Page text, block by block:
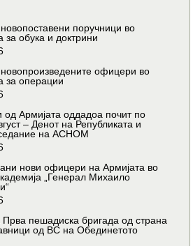
поручници во
за обука и доктрини
офицери во
за операции
од Армијата оддадоа почит по
– Денот на Републиката и
на АСНОМ
нови офицери на Армијата во
„Генерал Михаило
Прва пешадиска бригада од страна
од ВС на Обединетото